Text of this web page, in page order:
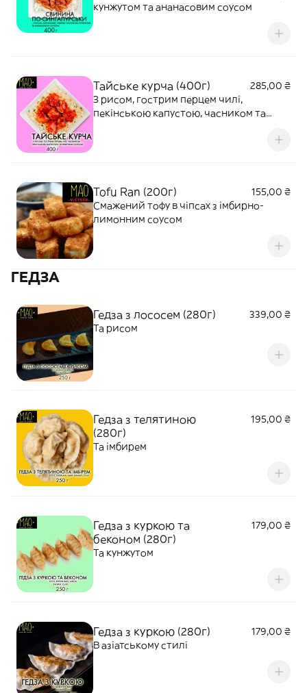
кунжутом та ананасовим соусом
Тайське курча (400г)
285,00 ₴
З рисом, гострим перцем чилі,
пекінською капустою, часником та
Tofu Ran (200г)
155,00 ₴
Cмажений тофу в чіпсах з імбирно-
лимонним соусом
ГЕДЗА
Гедза з лососем (280г)
339,00 ₴
Та рисом
Гедза з телятиною
(280г)
195,00 ₴
Та імбирем
Гедза з куркою та
беконом (280г)
179,00 ₴
Та кунжутом
Гедза з куркою (280г)
179,00 ₴
В азіатському стилі